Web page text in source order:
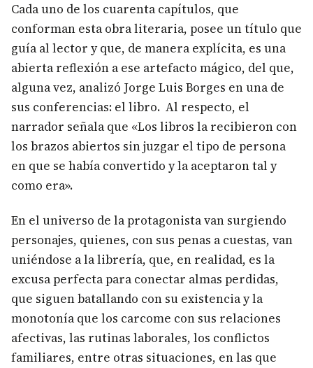
Cada uno de los cuarenta capítulos, que
conforman esta obra literaria, posee un título que
guía al lector y que, de manera explícita, es una
abierta reflexión a ese artefacto mágico, del que,
alguna vez, analizó Jorge Luis Borges en una de
sus conferencias: el libro. Al respecto, el
narrador señala que «Los libros la recibieron con
los brazos abiertos sin juzgar el tipo de persona
en que se había convertido y la aceptaron tal y
como era».
En el universo de la protagonista van surgiendo
personajes, quienes, con sus penas a cuestas, van
uniéndose a la librería, que, en realidad, es la
excusa perfecta para conectar almas perdidas,
que siguen batallando con su existencia y la
monotonía que los carcome con sus relaciones
afectivas, las rutinas laborales, los conflictos
familiares, entre otras situaciones, en las que